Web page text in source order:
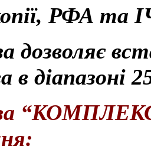
РФА та
дозволяє
діапазоні